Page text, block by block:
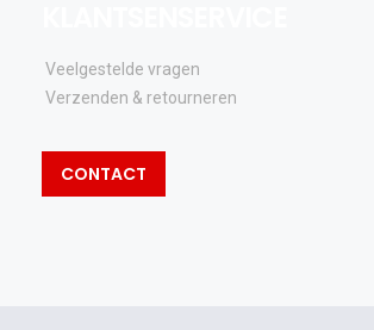
Veelgestelde vragen
Verzenden & retourneren
CONTACT